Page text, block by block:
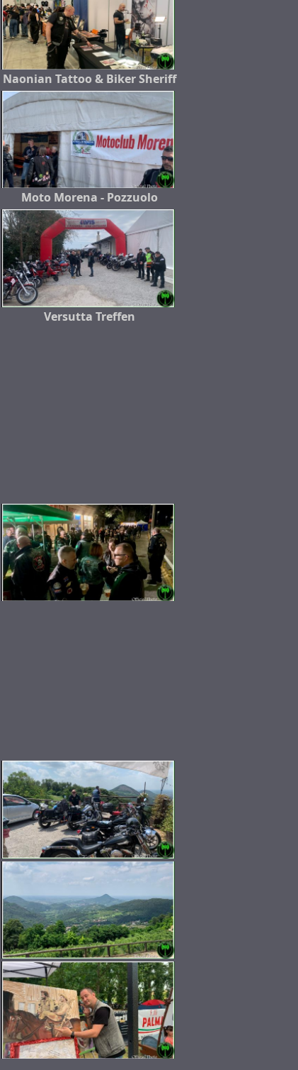
Naonian Tattoo & Biker Sheriff
Moto Morena - Pozzuolo
Versutta Treffen